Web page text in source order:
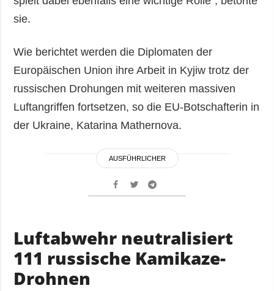
sie.
Wie berichtet werden die Diplomaten der
Europäischen Union ihre Arbeit in Kyjiw trotz der
russischen Drohungen mit weiteren massiven
Luftangriffen fortsetzen, so die EU-Botschafterin in
der Ukraine, Katarina Mathernova.
AUSFÜHRLICHER
Luftabwehr neutralisiert
111 russische Kamikaze-
Drohnen